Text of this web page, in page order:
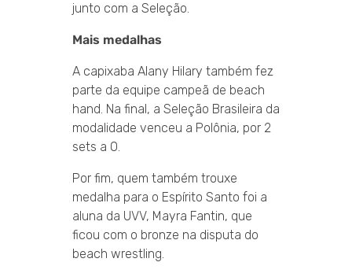
junto com a Seleção.
Mais medalhas
A capixaba Alany Hilary também fez
parte da equipe campeã de beach
hand. Na final, a Seleção Brasileira da
modalidade venceu a Polônia, por 2
sets a 0.
Por fim, quem também trouxe
medalha para o Espírito Santo foi a
aluna da UVV, Mayra Fantin, que
ficou com o bronze na disputa do
beach wrestling.